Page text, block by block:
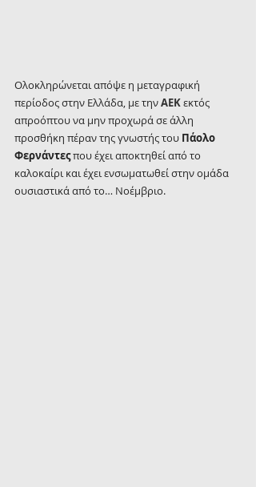
Ολοκληρώνεται απόψε η μεταγραφική
περίοδος στην Ελλάδα, με την ΑΕΚ εκτός
απροόπτου να μην προχωρά σε άλλη
προσθήκη πέραν της γνωστής του Πάολο
Φερνάντες που έχει αποκτηθεί από το
καλοκαίρι και έχει ενσωματωθεί στην ομάδα
ουσιαστικά από το… Νοέμβριο.